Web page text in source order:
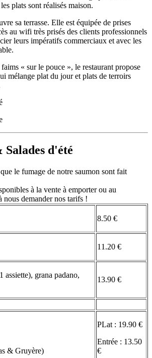
plats sont réalisés maison.
sa terrasse. Elle est équipée de prises
au wifi très prisés des clients professionnels
leurs impératifs commerciaux et avec les
« sur le pouce », le restaurant propose
mélange plat du jour et plats de terroirs
Salades d'été
le fumage de notre saumon sont fait
à la vente à emporter ou au
nous demander nos tarifs !
8.50 €
11.20 €
assiette), grana padano,
13.90 €
& Gruyère)
PLat : 19.90 €
Entrée : 13.50
€